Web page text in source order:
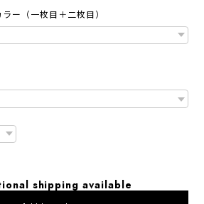
ー（一枚目＋二枚目）
shipping available